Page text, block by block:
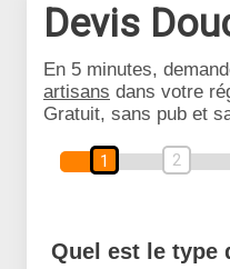
Devis
En 5 minutes,
artisans dans votre
Gratuit, sans pub et
1 2
Quel est le type